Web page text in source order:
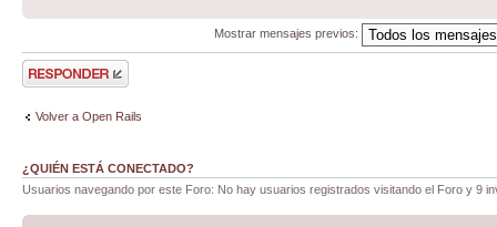
Mostrar mensajes previos:
Publicar una
respuesta
Volver a Open Rails
¿QUIÉN ESTÁ CONECTADO?
Usuarios navegando por este Foro: No hay usuarios registrados visitando el Foro y 9